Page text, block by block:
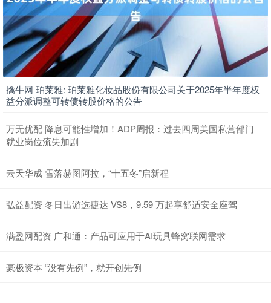
擒牛网 珀莱雅: 珀莱雅化妆品股份有限公司关于2025年半年度权
益分派调整可转债转股价格的公告
万无优配 降息可能性增加！ADP周报：过去四周美国私营部门
就业岗位流失加剧
云天华成 雪落赫图阿拉，“十五冬”启新程
弘益配资 冬日出游选捷达 VS8，9.59 万起享舒适安全座驾
满盈网配资 广和通：产品可应用于AI玩具蜂窝联网需求
豪极资本 “没有先例”，就开创先例